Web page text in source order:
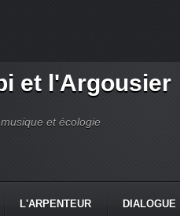
et l'Argousier
et écologie
L'ARPENTEUR DIALOGUE